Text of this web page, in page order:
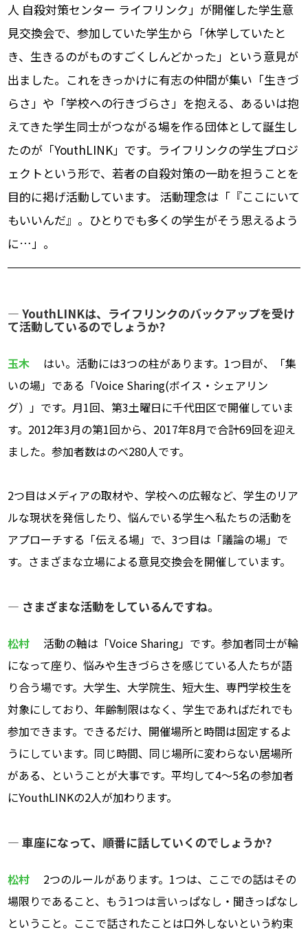
人 自殺対策センター ライフリンク」が開催した学生意
見交換会で、参加していた学生から「休学していたと
き、生きるのがものすごくしんどかった」という意見が
出ました。これをきっかけに有志の仲間が集い「生きづ
らさ」や「学校への行きづらさ」を抱える、あるいは抱
えてきた学生同士がつながる場を作る団体として誕生し
たのが「YouthLINK」です。ライフリンクの学生プロジ
ェクトという形で、若者の自殺対策の一助を担うことを
目的に掲げ活動しています。 活動理念は「『ここにいて
もいいんだ』。ひとりでも多くの学生がそう思えるよう
に…」。
― YouthLINKは、ライフリンクのバックアップを受け
て活動しているのでしょうか?
玉木
はい。活動には3つの柱があります。1つ目が、「集
いの場」である「Voice Sharing(ボイス・シェアリン
グ）」です。月1回、第3土曜日に千代田区で開催していま
す。2012年3月の第1回から、2017年8月で合計69回を迎え
ました。参加者数はのべ280人です。
2つ目はメディアの取材や、学校への広報など、学生のリア
ルな現状を発信したり、悩んでいる学生へ私たちの活動を
アプローチする「伝える場」で、3つ目は「議論の場」で
す。さまざまな立場による意見交換会を開催しています。
― さまざまな活動をしているんですね。
松村
活動の軸は「Voice Sharing」です。参加者同士が輪
になって座り、悩みや生きづらさを感じている人たちが語
り合う場です。大学生、大学院生、短大生、専門学校生を
対象にしており、年齢制限はなく、学生であればだれでも
参加できます。できるだけ、開催場所と時間は固定するよ
うにしています。同じ時間、同じ場所に変わらない居場所
がある、ということが大事です。平均して4～5名の参加者
にYouthLINKの2人が加わります。
― 車座になって、順番に話していくのでしょうか?
松村
2つのルールがあります。1つは、ここでの話はその
場限りであること、もう1つは言いっぱなし・聞きっぱなし
ということ。ここで話されたことは口外しないという約束